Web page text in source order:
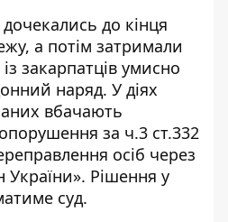
до кінця
а потім затримали
закарпатців умисно
наряд. У діях
вбачають
за ч.3 ст.332
осіб через
Рішення у
суд.